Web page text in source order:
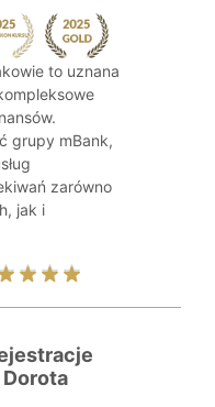
to uznana
grupy mBank,
zarówno
jak i